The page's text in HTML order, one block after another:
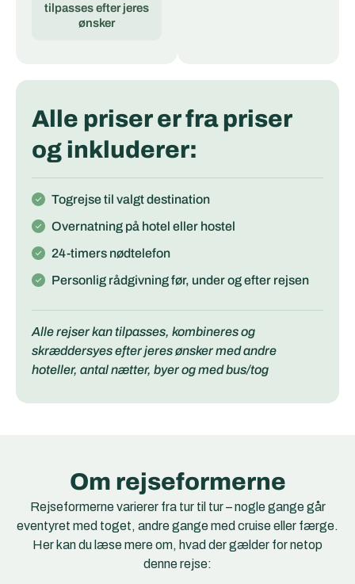
tilpasses efter jeres
ønsker
Alle priser er fra priser
og inkluderer:
Togrejse til valgt destination
Overnatning på hotel eller hostel
24-timers nødtelefon
Personlig rådgivning før, under og efter rejsen
Alle rejser kan tilpasses, kombineres og
skræddersyes efter jeres ønsker med andre
hoteller, antal nætter, byer og med bus/tog
Om rejseformerne
Rejseformerne varierer fra tur til tur – nogle gange går
eventyret med toget, andre gange med cruise eller færge.
Her kan du læse mere om, hvad der gælder for netop
denne rejse: